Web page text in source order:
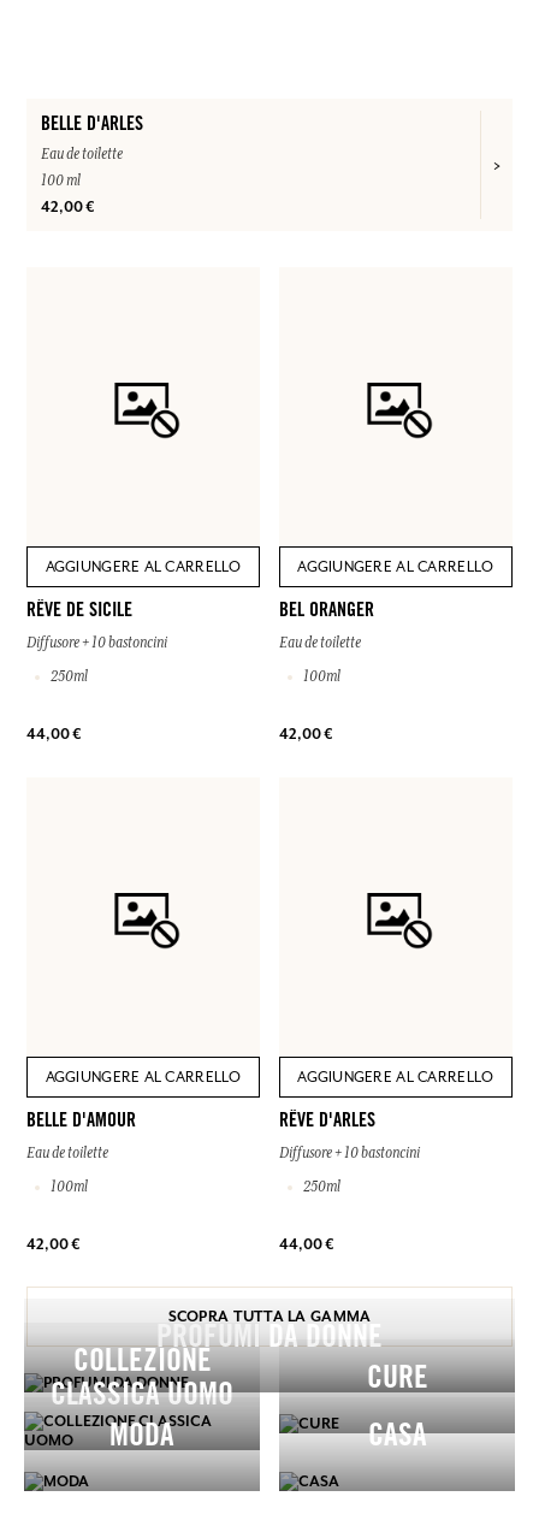
BELLE D'ARLES
Eau de toilette
100 ml
42,00 €
AGGIUNGERE AL CARRELLO
RÊVE DE SICILE
Diffusore + 10 bastoncini
250ml
44,00 €
AGGIUNGERE AL CARRELLO
BEL ORANGER
Eau de toilette
100ml
42,00 €
AGGIUNGERE AL CARRELLO
BELLE D'AMOUR
Eau de toilette
100ml
42,00 €
AGGIUNGERE AL CARRELLO
RÊVE D'ARLES
Diffusore + 10 bastoncini
250ml
44,00 €
SCOPRA TUTTA LA GAMMA
PROFUMI DA DONNE
COLLEZIONE
CLASSICA UOMO
CURE
MODA
CASA